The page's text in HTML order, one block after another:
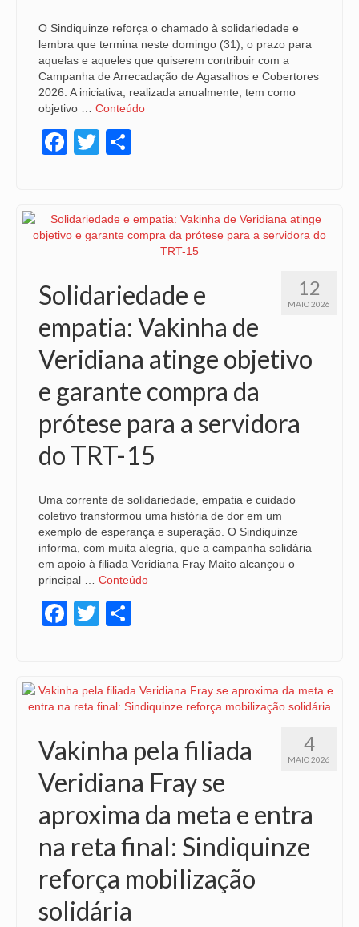
O Sindiquinze reforça o chamado à solidariedade e
lembra que termina neste domingo (31), o prazo para
aquelas e aqueles que quiserem contribuir com a
Campanha de Arrecadação de Agasalhos e Cobertores
2026. A iniciativa, realizada anualmente, tem como
objetivo … Conteúdo
Facebook
Twitter
12
MAIO 2026
Solidariedade e
empatia: Vakinha de
Veridiana atinge objetivo
e garante compra da
prótese para a servidora
do TRT-15
Uma corrente de solidariedade, empatia e cuidado
coletivo transformou uma história de dor em um
exemplo de esperança e superação. O Sindiquinze
informa, com muita alegria, que a campanha solidária
em apoio à filiada Veridiana Fray Maito alcançou o
principal … Conteúdo
Facebook
Twitter
4
MAIO 2026
Vakinha pela filiada
Veridiana Fray se
aproxima da meta e entra
na reta final: Sindiquinze
reforça mobilização
solidária